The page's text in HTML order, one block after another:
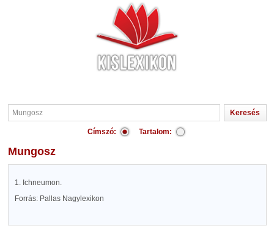
Címszó: Tartalom:
Mungosz
1. Ichneumon.
Forrás: Pallas Nagylexikon